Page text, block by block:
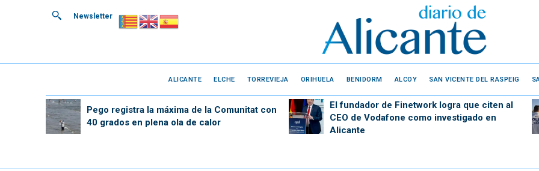
Newsletter
ALICANTE ELCHE TORREVIEJA ORIHUELA BENIDORM ALCOY SAN VICENTE DEL RASPEIG
Pego registra la máxima de la Comunitat con
40 grados en plena ola de calor
El fundador de Finetwork logra que citen al
CEO de Vodafone como investigado en
Alicante